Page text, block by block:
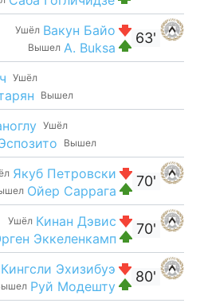
63'
Ушёл Вакун Байо
Вышел A. Buksa
Ушёл
Вышел
Ушёл
Вышел
70'
Якуб Петровски
Ойер Саррага
70'
Ушёл Кинан Дэвис
Эккеленкамп
80'
Кингсли Эхизибуэ
Руй Модешту